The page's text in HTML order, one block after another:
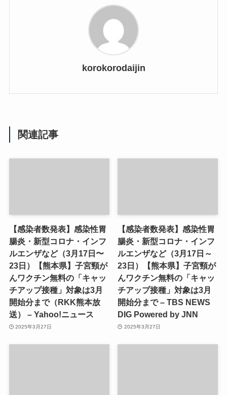
korokorodaijin
関連記事
【感染者数発表】感染性胃
腸炎・新型コロナ・インフ
ルエンザなど（3月17日〜
23日）【熊本県】子宮頸が
んワクチン無料の「キャッ
チアップ接種」対象は3月
開始分まで（RKK熊本放
送） – Yahoo!ニュース
2025年3月27日
【感染者数発表】感染性胃
腸炎・新型コロナ・インフ
ルエンザなど（3月17日～
23日）【熊本県】子宮頸が
んワクチン無料の「キャッ
チアップ接種」対象は3月
開始分まで – TBS NEWS
DIG Powered by JNN
2025年3月27日